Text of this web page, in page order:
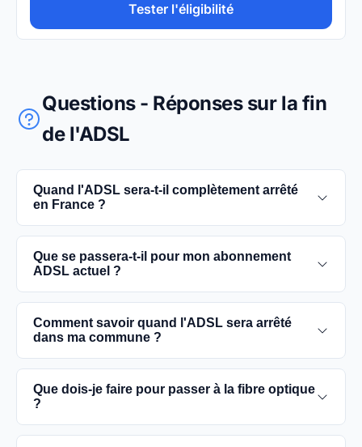
Tester l'éligibilité
Questions - Réponses sur la fin
de l'ADSL
Quand l'ADSL sera-t-il complètement arrêté
en France ?
L'extinction complète du réseau ADSL est prévue
pour 2030. D'ici là, les utilisateurs sont
optique, plus rapides et fiables.
Que se passera-t-il pour mon abonnement
ADSL actuel ?
Vous pouvez continuer à utiliser votre
abonnement ADSL jusqu'à la date de fermeture du
conseillé de passer à la fibre optique dès que
possible pour une meilleure qualité de service.
Comment savoir quand l'ADSL sera arrêté
dans ma commune ?
Les dates précises de fermeture de l'ADSL varient
selon les communes. Vous pouvez trouver ces
commune spécifique.
Que dois-je faire pour passer à la fibre optique
?